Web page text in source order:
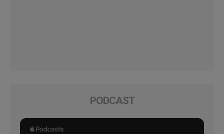
PODCAST